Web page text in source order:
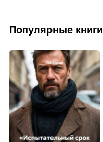
Популярные книги